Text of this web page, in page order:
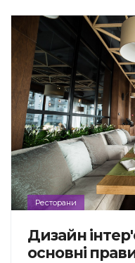
Ресторани
Дизайн
основні